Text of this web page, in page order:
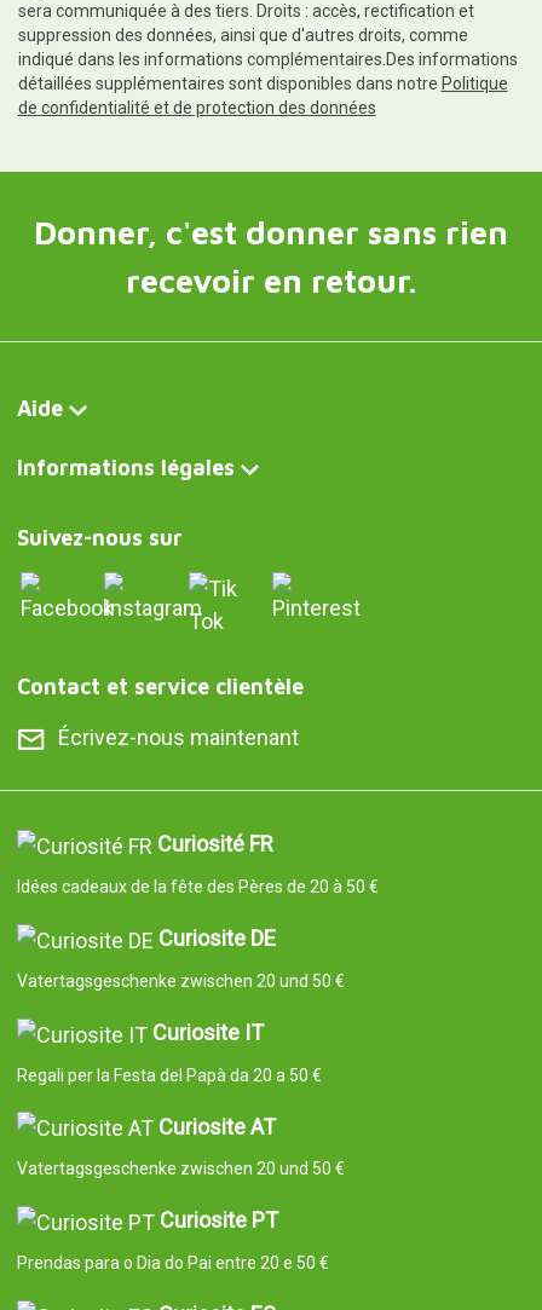
sera communiquée à des tiers. Droits : accès, rectification et
suppression des données, ainsi que d'autres droits, comme
indiqué dans les informations complémentaires.Des informations
détaillées supplémentaires sont disponibles dans notre Politique
de confidentialité et de protection des données
Donner, c'est donner sans rien
recevoir en retour.
Aide
Informations légales
Suivez-nous sur
Contact et service clientèle
Écrivez-nous maintenant
Curiosité FR
Idées cadeaux de la fête des Pères de 20 à 50 €
Curiosite DE
Vatertagsgeschenke zwischen 20 und 50 €
Curiosite IT
Regali per la Festa del Papà da 20 a 50 €
Curiosite AT
Vatertagsgeschenke zwischen 20 und 50 €
Curiosite PT
Prendas para o Dia do Pai entre 20 e 50 €